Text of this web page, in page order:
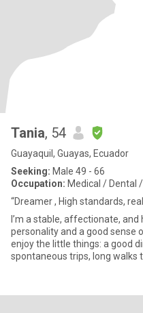
Tania, 54
Guayaquil, Guayas, Ecuador
Seeking: Male 49 - 66
Occupation: Medical / Dental
“Dreamer , High standards,
I’m a stable, affectionate,
personality and a good sense
enjoy the little things: a good
spontaneous trips, long walks